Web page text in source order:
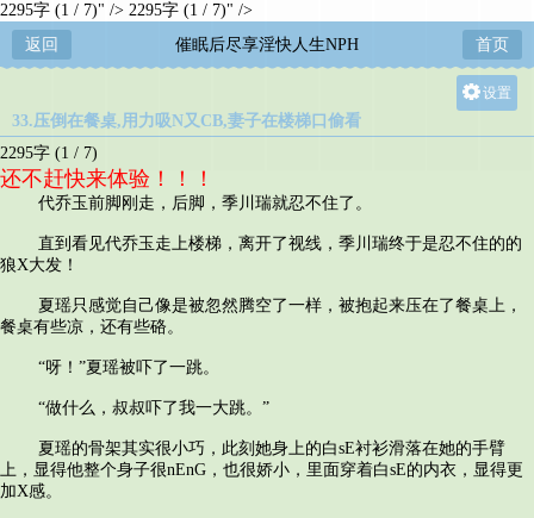
2295字 (1 / 7)" /> 2295字 (1 / 7)" />
返回
催眠后尽享淫快人生NPH 首页
设置
小
33.压倒在餐桌,用力吸N又CB,妻子在楼梯口偷看
2295字 (1 / 7)
还不赶快来体验！！！
代乔玉前脚刚走，后脚，季川瑞就忍不住了。
直到看见代乔玉走上楼梯，离开了视线，季川瑞终于是忍不住的的
狼X大发！
夏瑶只感觉自己像是被忽然腾空了一样，被抱起来压在了餐桌上，
餐桌有些凉，还有些硌。
“呀！”夏瑶被吓了一跳。
“做什么，叔叔吓了我一大跳。”
夏瑶的骨架其实很小巧，此刻她身上的白sE衬衫滑落在她的手臂
上，显得他整个身子很nEnG，也很娇小，里面穿着白sE的内衣，显得更
加X感。